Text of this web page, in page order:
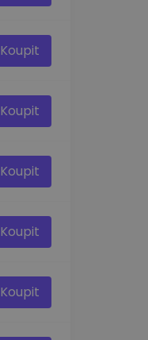
Koupit
Koupit
Koupit
Koupit
Koupit